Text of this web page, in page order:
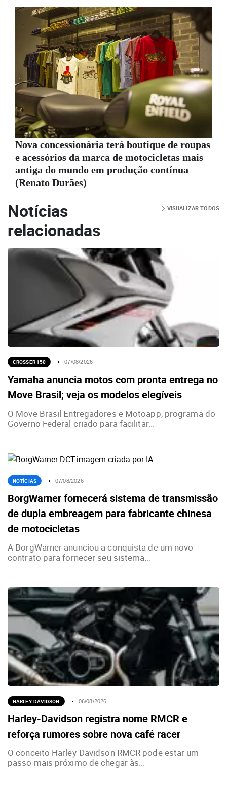
Nova concessionária terá boutique de roupas
e acessórios da marca de motocicletas mais
antiga do mundo em produção contínua
(Renato Durães)
Notícias
relacionadas
VISUALIZAR TODOS
CROSSER 150 07/08/2026
Yamaha anuncia motos com pronta entrega no
Move Brasil; veja os modelos elegíveis
O Move Brasil Entregadores e Motoapp, programa do
Governo Federal criado para facilitar...
NOTÍCIAS 07/08/2026
BorgWarner fornecerá sistema de transmissão
de dupla embreagem para fabricante chinesa
de motocicletas
A BorgWarner anunciou a conquista de um novo
contrato para fornecer seu sistema...
HARLEY-DAVIDSON 06/08/2026
Harley-Davidson registra nome RMCR e
reforça rumores sobre nova café racer
O conceito Harley-Davidson RMCR pode estar um
passo mais próximo de chegar às...